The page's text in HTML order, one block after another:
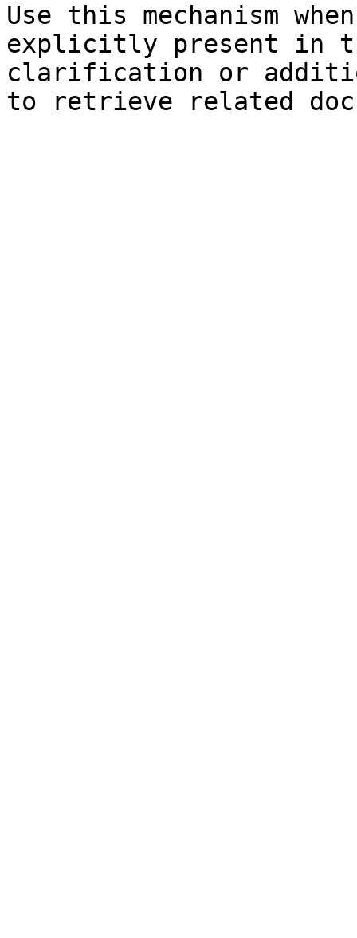
Use this mechanism
explicitly present in
clarification or